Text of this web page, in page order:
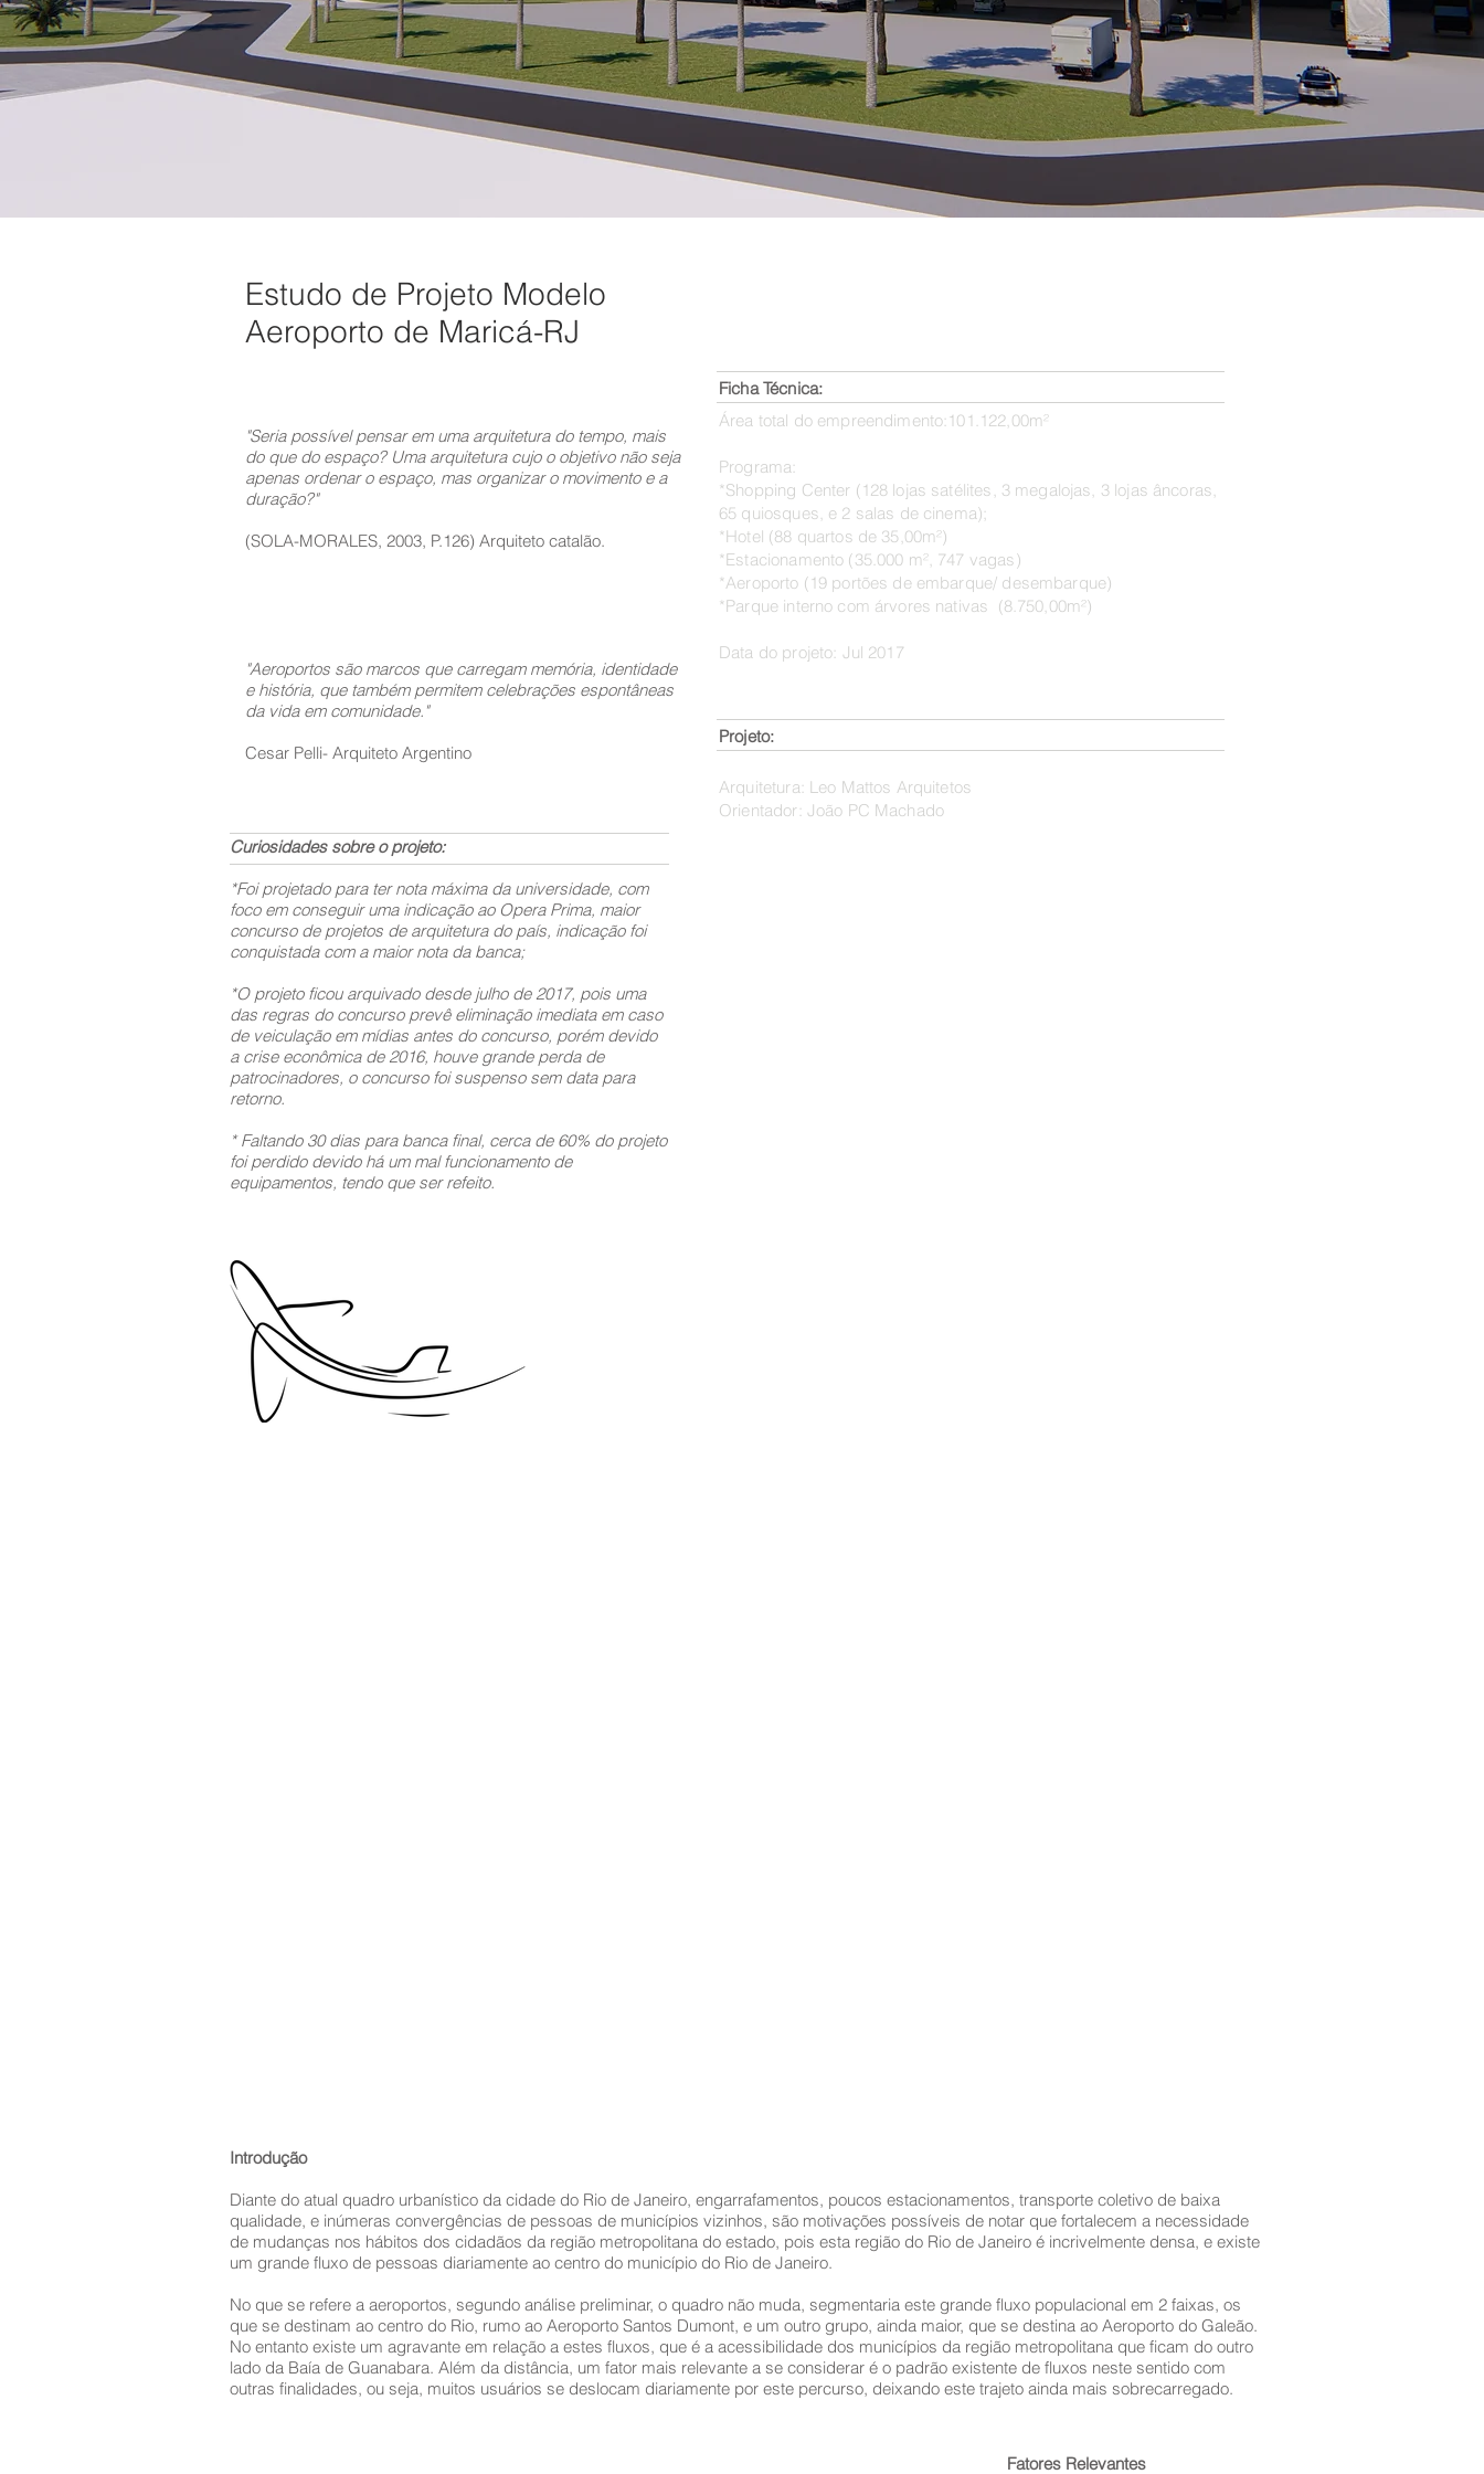
Estudo de Projeto Modelo
Aeroporto de Maricá-RJ
Ficha Técnica:
"Seria possível pensar em uma arquitetura do tempo, mais
do que do espaço? Uma arquitetura cujo o objetivo não seja
apenas ordenar o espaço, mas organizar o movimento e a
duração?"
(SOLA-MORALES, 2003, P.126) Arquiteto catalão.
"Aeroportos são marcos que carregam memória, identidade
e história, que também permitem celebrações espontâneas
da vida em comunidade."
Cesar Pelli- Arquiteto Argentino
Curiosidades sobre o projeto:
*Foi projetado para ter nota máxima da universidade, com
foco em conseguir uma indicação ao Opera Prima, maior
concurso de projetos de arquitetura do país, indicação foi
conquistada com a maior nota da banca;
*O projeto ficou arquivado desde julho de 2017, pois uma
das regras do concurso prevê eliminação imediata em caso
de veiculação em mídias antes do concurso, porém devido
a crise econômica de 2016, houve grande perda de
patrocinadores, o concurso foi suspenso sem data para
retorno.
* Faltando 30 dias para banca final, cerca de 60% do projeto
foi perdido devido há um mal funcionamento de
equipamentos, tendo que ser refeito.
Área total do empreendimento:101.122,00m²
Programa:
*Shopping Center (128 lojas satélites, 3 megalojas, 3 lojas âncoras,
65 quiosques, e 2 salas de cinema);
*Hotel (88 quartos de 35,00m²)
*Estacionamento (35.000 m², 747 vagas)
*Aeroporto (19 portões de embarque/ desembarque)
*Parque interno com árvores nativas (8.750,00m²)
Data do projeto: Jul 2017
Projeto:
Arquitetura: Leo Mattos Arquitetos
Orientador: João PC Machado
Introdução
Diante do atual quadro urbanístico da cidade do Rio de Janeiro, engarrafamentos, poucos estacionamentos, transporte coletivo de baixa
qualidade, e inúmeras convergências de pessoas de municípios vizinhos, são motivações possíveis de notar que fortalecem a necessidade
de mudanças nos hábitos dos cidadãos da região metropolitana do estado, pois esta região do Rio de Janeiro é incrivelmente densa, e existe
um grande fluxo de pessoas diariamente ao centro do município do Rio de Janeiro.
No que se refere a aeroportos, segundo análise preliminar, o quadro não muda, segmentaria este grande fluxo populacional em 2 faixas, os
que se destinam ao centro do Rio, rumo ao Aeroporto Santos Dumont, e um outro grupo, ainda maior, que se destina ao Aeroporto do Galeão.
No entanto existe um agravante em relação a estes fluxos, que é a acessibilidade dos municípios da região metropolitana que ficam do outro
lado da Baía de Guanabara. Além da distância, um fator mais relevante a se considerar é o padrão existente de fluxos neste sentido com
outras finalidades, ou seja, muitos usuários se deslocam diariamente por este percurso, deixando este trajeto ainda mais sobrecarregado.
Fatores Relevantes